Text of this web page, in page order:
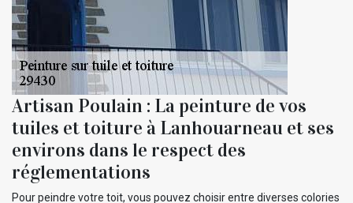
Artisan Poulain : La peinture de vos
tuiles et toiture à Lanhouarneau et ses
environs dans le respect des
réglementations
Pour peindre votre toit, vous pouvez choisir entre diverses colories